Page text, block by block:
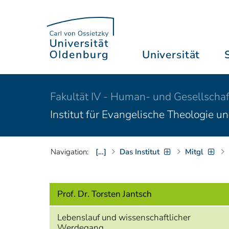
Universität
Fakultät IV - Human- und
Institut für Evangelische Theologie
Navigation: […] Das Institut Mitgl
Prof. Dr. Torsten Jantsch
Lebenslauf und wissenschaftlicher